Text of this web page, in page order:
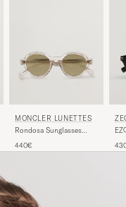
MONCLER LUNETTES
Rondosa Sunglasses
440€